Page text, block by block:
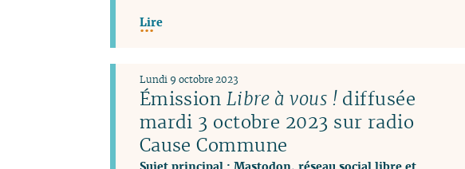
Lire
Émission Libre à vous !diffusée
mardi 3 octobre 2023 sur radio
Cause Commune
Sujet principal : Mastodon, réseau social libre et
Lundi 9 octobre 2023